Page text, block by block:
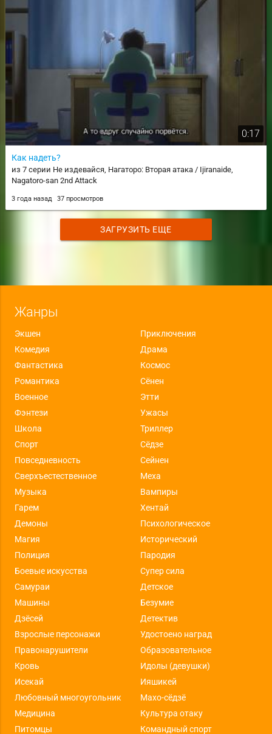
0:17
Как надеть?
из 7 серии Не издевайся, Нагаторо: Вторая атака / Ijiranaide,
Nagatoro-san 2nd Attack
3 года назад 37 просмотров
ЗАГРУЗИТЬ ЕЩЕ
Жанры
Экшен
Приключения
Комедия
Драма
Фантастика
Космос
Романтика
Сёнен
Военное
Этти
Фэнтези
Ужасы
Школа
Триллер
Спорт
Сёдзе
Повседневность
Сейнен
Сверхъестественное
Меха
Музыка
Вампиры
Гарем
Хентай
Демоны
Психологическое
Магия
Исторический
Полиция
Пародия
Боевые искусства
Супер сила
Самураи
Детское
Машины
Безумие
Дзёсей
Детектив
Взрослые персонажи
Удостоено наград
Правонарушители
Образовательное
Кровь
Идолы (девушки)
Исекай
Ияшикей
Любовный многоугольник
Махо-сёдзё
Медицина
Культура отаку
Питомцы
Командный спорт